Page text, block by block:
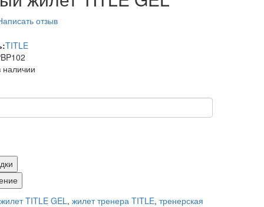
отзыв
TITLE
наличии
TITLE GEL, жилет тренера TITLE, тренерская